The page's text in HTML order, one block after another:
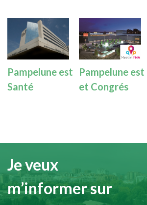
Pampelune est
Santé
Pampelune
et Congrés
Je veux
m’informer sur